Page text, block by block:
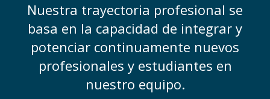
Nuestra trayectoria profesional se
basa en la capacidad de integrar y
potenciar continuamente nuevos
profesionales y estudiantes en
nuestro equipo.